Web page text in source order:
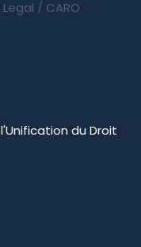
Legal / CARO
du Droit